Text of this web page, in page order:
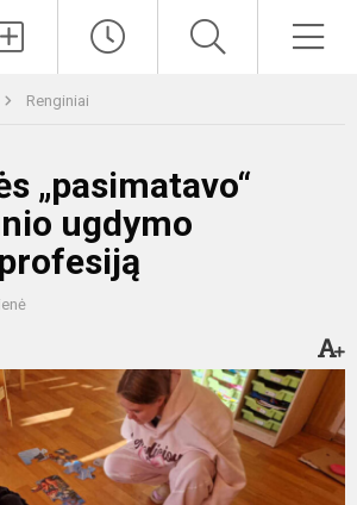
Renginiai
„pasimatavo“
ugdymo